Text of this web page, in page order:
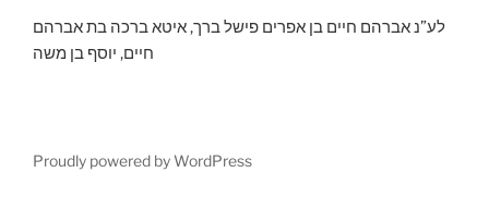
לע”נ אברהם חיים בן אפרים פישל ברך, איטא ברכה בת אברהם
חיים, יוסף בן משה
Proudly powered by WordPress